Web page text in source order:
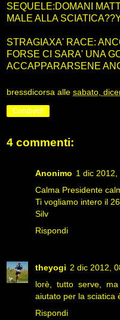
SEQUELE:DOMANI
MALE ALLA
STRAGIAXA' RACE:
FORSE CI SARA' UNA
ACCAPPARARSENE
bressdicorsa alle sabato,
Condividi
4 commenti:
Anonimo 1 dic
Calma Presidente
Ti vogliamo intero il
Silv
Rispondi
theyogi 2 dic 2012,
lorè, tutto serve,
aiutato per la sciatica
Rispondi